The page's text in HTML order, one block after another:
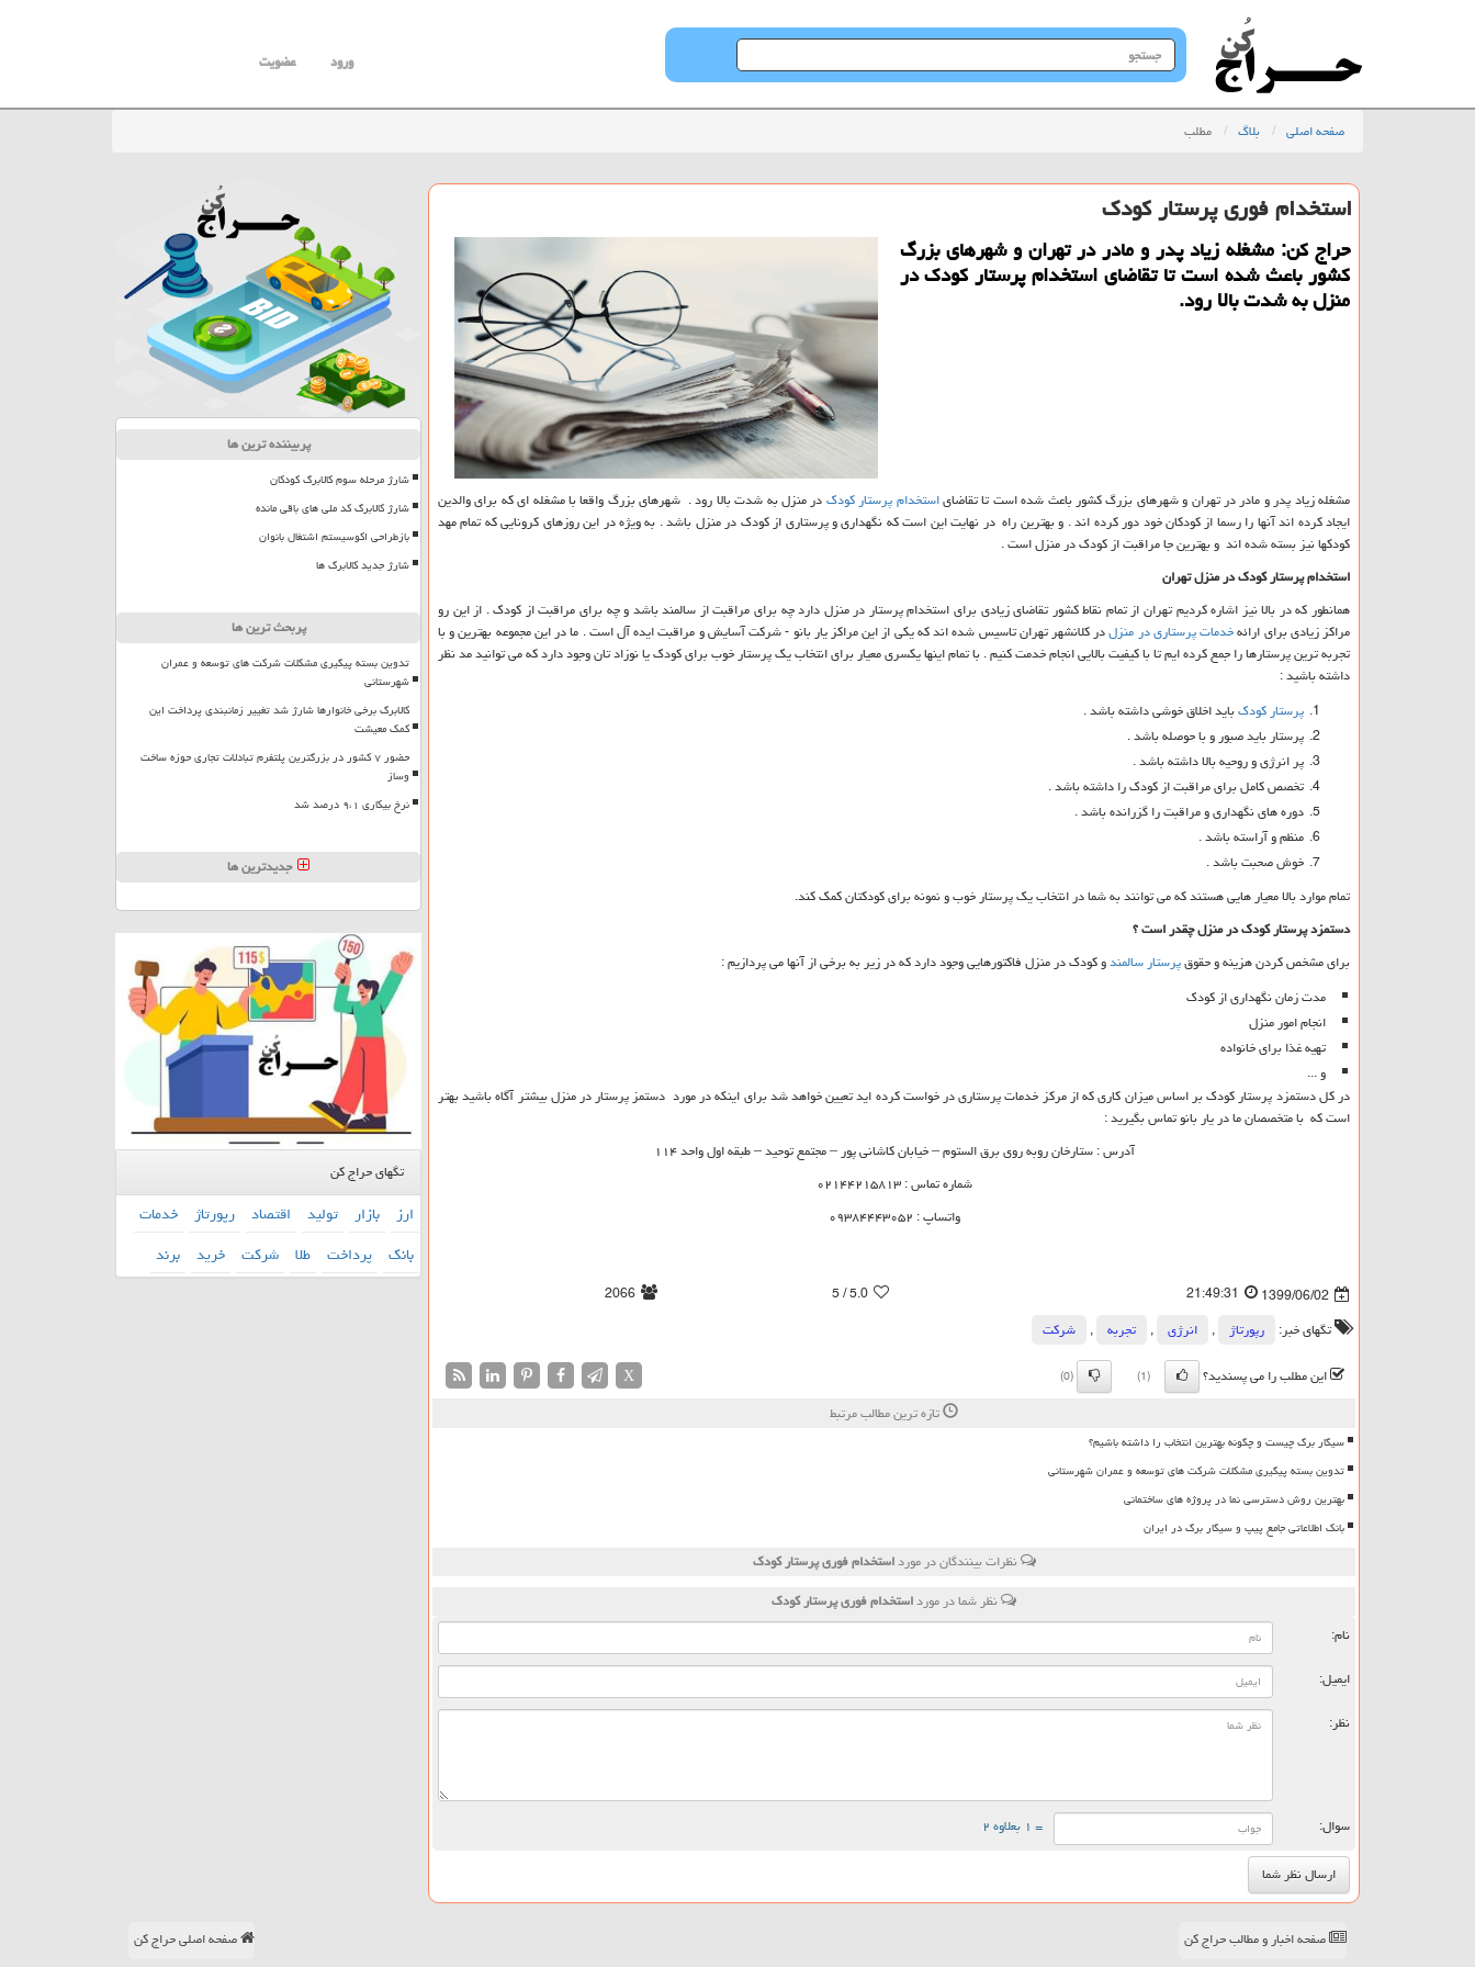
جستجو
در
ورود عضویت
صفحه اصلی بلاگ مطلب
استخدام فوری پرستار كودك
حراج كن: مشغله زیاد پدر و مادر در تهران و شهرهای بزرگ
كشور باعث شده است تا تقاضای استخدام پرستار كودك در
منزل به شدت بالا رود.
مشغله زیاد پدر و مادر در تهران و شهرهای بزرگ کشور باعث شده است تا تقاضایاستخدام پرستار کودکدر منزل به شدت بالا رود . شهرهای بزرگ واقعا با مشغله ای که برای والدین
ایجاد کرده اند آنها را رسما از کودکان خود دور کرده اند . و بهترین راه در نهایت این است که نگهداری و پرستاری از کودک در منزل باشد . به ویژه در این روزهای کرونایی که تمام مهد
کودکها نیز بسته شده اند و بهترین جا مراقبت از کودک در منزل است .
استخدام پرستار کودک در منزل تهران
همانطور که در بالا نیز اشاره کردیم تهران از تمام نقاط کشور تقاضای زیادی برای استخدام پرستار در منزل دارد چه برای مراقبت از سالمند باشد و چه برای مراقبت از کودک . از این رو
مراکز زیادی برای ارائهخدمات پرستاری در منزلدر کلانشهر تهران تاسیس شده اند که یکی از این مراکز یار بانو - شرکت آسایش و مراقبت ایده آل است . ما در این مجموعه بهترین و با
تجربه ترین پرستارها را جمع کرده ایم تا با کیفیت بالایی انجام خدمت کنیم . با تمام اینها یکسری معیار برای انتخاب یک پرستار خوب برای کودک یا نوزاد تان وجود دارد که می توانید مد نظر
داشته باشید :
پرستار کودکباید اخلاق خوشی داشته باشد .
پرستار باید صبور و با حوصله باشد .
پر انرژی و روحیه بالا داشته باشد .
تخصص کامل برای مراقبت از کودک را داشته باشد .
دوره های نگهداری و مراقبت را گزرانده باشد .
منظم و آراسته باشد .
خوش صحبت باشد .
تمام موارد بالا معیار هایی هستند که می توانند به شما در انتخاب یک پرستار خوب و نمونه برای کودکتان کمک کند.
دستمزد پرستار کودک در منزل چقدر است ؟
برای مشخص کردن هزینه و حقوقپرستار سالمندو کودک در منزل فاکتورهایی وجود دارد که در زیر به برخی از آنها می پردازیم :
مدت زمان نگهداری از کودک
انجام امور منزل
تهیه غذا برای خانواده
و ...
در کل دستمزد پرستار کودک بر اساس میزان کاری که از مرکز خدمات پرستاری در خواست کرده اید تعیین خواهد شد برای اینکه در مورد دستمز پرستار در منزل بیشتر آگاه باشید بهتر
است که با متخصصان ما در یار بانو تماس بگیرید :
آدرس : ستارخان روبه روی برق الستوم – خیابان کاشانی پور – مجتمع توحید – طبقه اول واحد ۱۱۴
شماره تماس : ۰۲۱۴۴۲۱۵۸۱۳
واتساپ : ۰۹۳۸۴۴۴۳۰۵۲
1399/06/02
21:49:31
5.0
/ 5
2066
تگهای خبر:
رپورتاژ , انرژی , تجربه ,
شركت
این مطلب را می پسندید؟
(1)
(0)
X
تازه ترین مطالب مرتبط
سیگار برگ چیست و چگونه بهترین انتخاب را داشته باشیم؟
تدوین بسته پیگیری مشکلات شرکت های توسعه و عمران شهرستانی
بهترین روش دسترسی نما در پروژه های ساختمانی
بانک اطلاعاتی جامع پیپ و سیگار برگ در ایران
نظرات بینندگان در مورداستخدام فوری پرستار كودك
نظر شما در مورداستخدام فوری پرستار كودك
نام:
ایمیل:
نظر:
سوال: = ۱ بعلاوه ۲
پربیننده ترین ها
شارژ مرحله سوم کالابرگ کودکان
شارژ کالابرگ کد ملی های باقی مانده
بازطراحی اکوسیستم اشتغال بانوان
شارژ جدید کالابرگ ها
پربحث ترین ها
تدوین بسته پیگیری مشکلات شرکت های توسعه و عمران
شهرستانی
کالابرگ برخی خانوارها شارژ شد تغییر زمانبندی پرداخت این
کمک معیشت
حضور ۷ کشور در بزرگترین پلتفرم تبادلات تجاری حوزه ساخت
وساز
نرخ بیکاری ۹،۱ درصد شد
جدیدترین ها
تگهای حراج کن
ارز بازار تولید اقتصاد رپورتاژ خدمات
بانك پرداخت طلا شركت خرید برند
صفحه اخبار و مطالب حراج کن صفحه اصلی حراج کن